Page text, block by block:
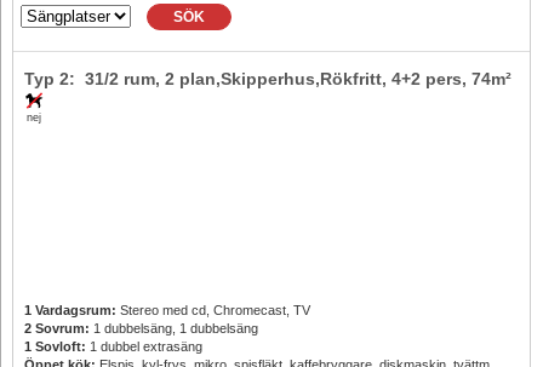
SÖK
nej
Typ 2: 31/2 rum, 2 plan,Skipperhus,Rökfritt, 4+2 pers, 74m²
1 Vardagsrum: Stereo med cd, Chromecast, TV
2 Sovrum: 1 dubbelsäng, 1 dubbelsäng
1 Sovloft: 1 dubbel extrasäng